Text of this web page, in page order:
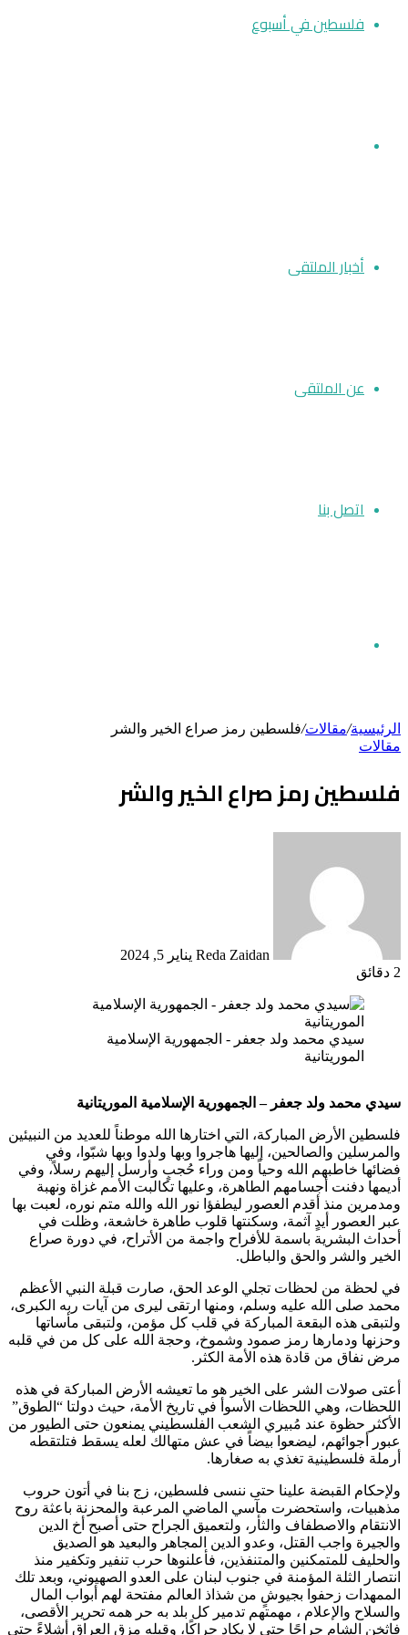
فلسطين في أسبوع
أخبار الملتقى
عن الملتقى
اتصل بنا
الرئيسية/مقالات/فلسطين رمز صراع الخير والشر
مقالات
فلسطين رمز صراع الخير والشر
Reda Zaidan يناير 5, 2024
2 دقائق
سيدي محمد ولد جعفر - الجمهورية الإسلامية
الموريتانية
سيدي محمد ولد جعفر – الجمهورية الإسلامية الموريتانية
فلسطين الأرض المباركة، التي اختارها الله موطناً للعديد من النبيئين
والمرسلين والصالحين، إليها هاجروا وبها ولدوا وبها شبّوا، وفي
فضائها خاطبهم الله وحياً ومن وراء حُجبٍ وأرسل إليهم رسلاً، وفي
أديمها دفنت أجسامهم الطاهرة، وعليها تكالبت الأمم غزاة ونهبة
ومدمرين منذ أقدم العصور ليطفؤا نور الله والله متم نوره، لعبت بها
عبر العصور أيدٍ آثمة، وسكنتها قلوب طاهرة خاشعة، وظلت في
أحداث البشرية باسمة للأفراح واجمة من الأتراح، في دورة صراع
الخير والشر والحق والباطل.
في لحظة من لحظات تجلي الوعد الحق، صارت قبلة النبي الأعظم
محمد صلى الله عليه وسلم، ومنها ارتقى ليرى من آيات ربه الكبرى،
ولتبقى هذه البقعة المباركة في قلب كل مؤمن، ولتبقى مأساتها
وحزنها ودمارها رمز صمود وشموخ، وحجة الله على كل من في قلبه
مرض نفاق من قادة هذه الأمة الكثر.
أعتى صولات الشر على الخير هو ما تعيشه الأرض المباركة في هذه
اللحظات، وهي اللحظات الأسوأ في تاريخ الأمة، حيث دولتا “الطوق”
الأكثر حظوة عند مُبيري الشعب الفلسطيني يمنعون حتى الطيور من
عبور أجوائهم، ليضعوا بيضاً في عش متهالك لعله يسقط فتلتقطه
أرملة فلسطينية تغذي به صغارها.
ولإحكام القبضة علينا حتى ننسى فلسطين، زج بنا في أتون حروب
مذهبيات، واستحضرت مآسي الماضي المرعبة والمحزنة باعثة روح
الانتقام والاصطفاف والثأر، ولتعميق الجراح حتى أصبح أخ الدين
والجيرة واجب القتل، وعدو الدين المجاهر والبعيد هو الصديق
والحليف للمتمكنين والمتنفذين، فأعلنوها حرب تنفير وتكفير منذ
انتصار الثلة المؤمنة في جنوب لبنان على العدو الصهيوني، وبعد تلك
الممهدات زحفوا بجيوشٍ من شذاذ العالم مفتحة لهم أبواب المال
والسلاح والإعلام ، مهمتهم تدمير كل بلد به حر همه تحرير الأقصى،
فاثخن الشام جراحًا حتى لا يكاد حراكًا، وقبله مزق العراق أشلاءً حتى